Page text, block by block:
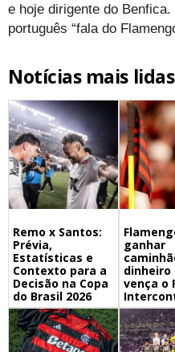
e hoje dirigente do
português “fala do
Notícias mais
Remo x Santos:
Prévia,
Estatísticas e
Contexto para a
Decisão na Copa
do Brasil 2026
ganhar
dinheiro
vença o